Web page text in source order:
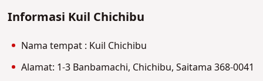
Informasi Kuil Chichibu
Nama tempat : Kuil Chichibu
Alamat: 1-3 Banbamachi, Chichibu, Saitama 368-0041